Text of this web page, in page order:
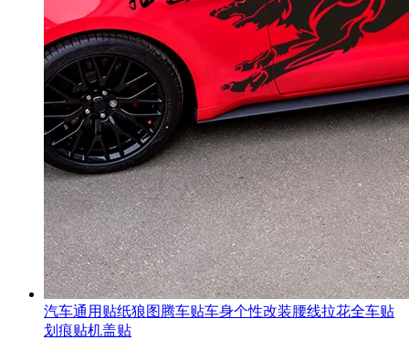
汽车通用贴纸狼图腾车贴车身个性改装腰线拉花全车贴
划痕贴机盖贴